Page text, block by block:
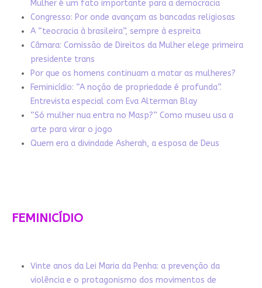
Mulher é um fato importante para a democracia
Congresso: Por onde avançam as bancadas religiosas
A “teocracia à brasileira”, sempre à espreita
Câmara: Comissão de Direitos da Mulher elege primeira
presidente trans
Por que os homens continuam a matar as mulheres?
Feminicídio: “A noção de propriedade é profunda”.
Entrevista especial com Eva Alterman Blay
“Só mulher nua entra no Masp?” Como museu usa a
arte para virar o jogo
Quem era a divindade Asherah, a esposa de Deus
FEMINICÍDIO
Vinte anos da Lei Maria da Penha: a prevenção da
violência e o protagonismo dos movimentos de